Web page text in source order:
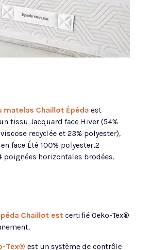
matelas Chaillot Épéda est
tissu Jacquard face Hiver (54%
recyclée et 23% polyester),
face Été 100% polyester,2
poignées horizontales brodées.
Chaillot est certifié Oeko-Tex®
Tex® est un système de contrôle